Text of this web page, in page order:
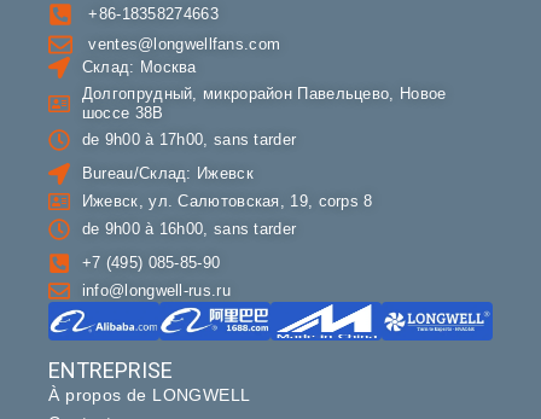
ENTREPRISE
À propos de LONGWELL
+86-18358274663
ventes@longwellfans.com
Склад: Москва
Долгопрудный, микрорайон Павельцево, Новое
шоссе 38В
de 9h00 à 17h00, sans tarder
Bureau/Склад: Ижевск
Ижевск, ул. Салютовская, 19, corps 8
de 9h00 à 16h00, sans tarder
+7 (495) 085-85-90
info@longwell-rus.ru
Obtenez de l'aide pour votre modèle